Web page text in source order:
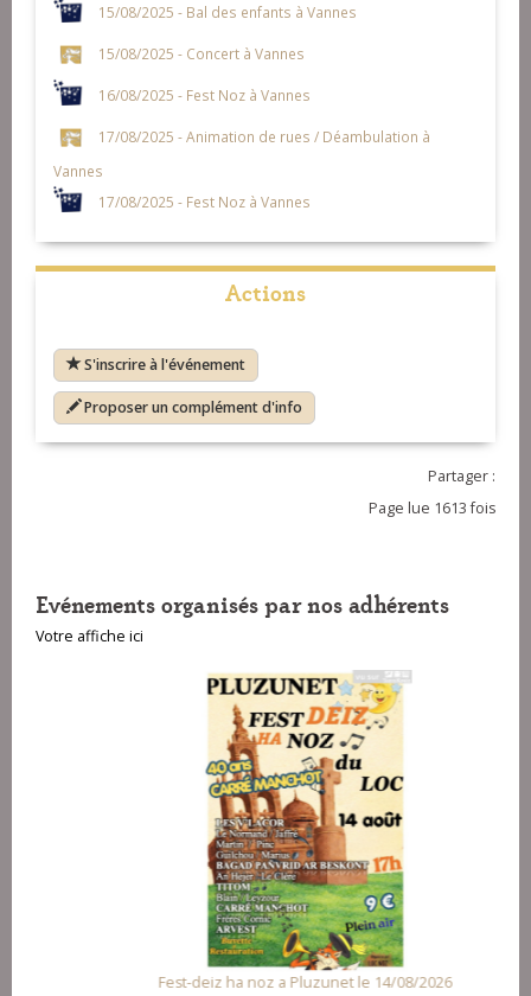
15/08/2025 - Bal des enfants à Vannes
15/08/2025 - Concert à Vannes
16/08/2025 - Fest Noz à Vannes
17/08/2025 - Animation de rues / Déambulation à
Vannes
17/08/2025 - Fest Noz à Vannes
Actions
S'inscrire à l'événement
Proposer un complément d'info
Partager :
Page lue 1613 fois
Evénements organisés par nos adhérents
Votre affiche ici
Fest-deiz ha noz a Pluzunet le 14/08/2026